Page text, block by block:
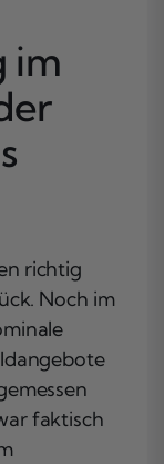
im
richtig
Noch im
faktisch